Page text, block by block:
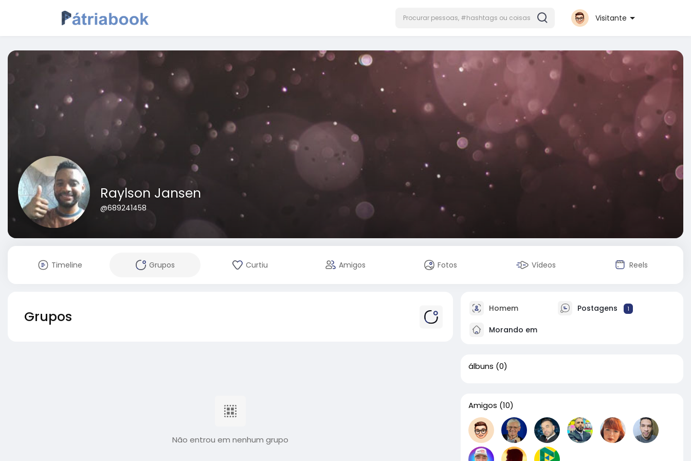
Visitante
Raylson Jansen
@689241458
Timeline Grupos Curtiu Amigos Fotos Vídeos Reels
Grupos
Não entrou em nenhum grupo
Homem Postagens 1
Morando em
álbuns (0)
Amigos (10)